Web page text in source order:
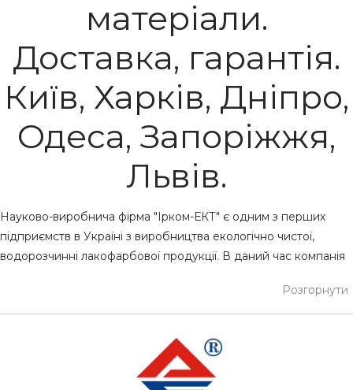
матеріали.
Доставка, гарантія.
Київ, Харків, Дніпро,
Одеса, Запоріжжя,
Львів.
Науково-виробнича фірма "Ірком-ЕКТ" є одним з перших
підприємств в Україні з виробництва екологічно чистої,
водорозчинні лакофарбової продукції. В даний час компанія
IRCOM відрізняють: високі конкурентні переваги продукції -
матеріалів для будівництва, ремонту, обробки і декорування
приміщень будь-якого ступеня складності; відмінна ділова
Розгорнути